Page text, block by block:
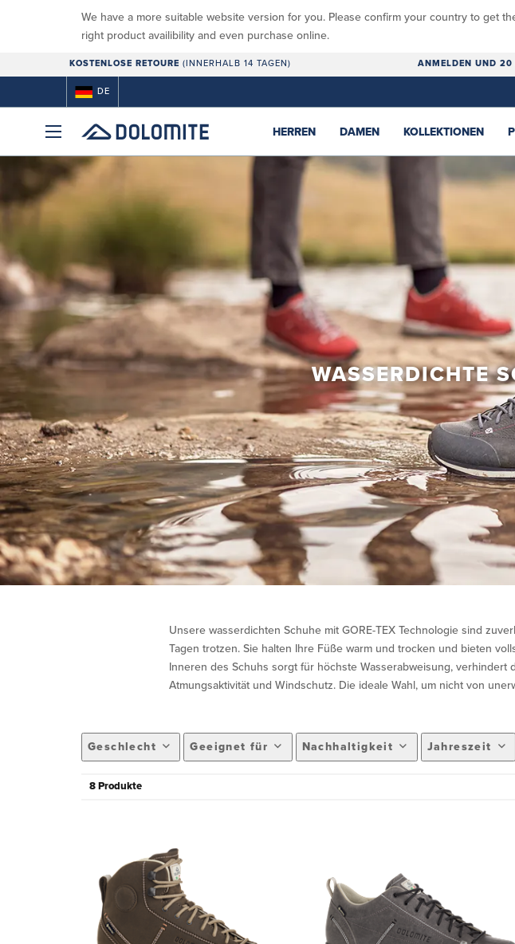
We have a more suitable website version for you. Please confirm your country to get
right product availibility and even purchase online.
KOSTENLOSE RETOURE (INNERHALB 14 TAGEN) ANMELDEN UND 20
DE
HERREN DAMEN KOLLEKTIONEN
WASSERDICHTE
Unsere wasserdichten Schuhe mit GORE-TEX Technologie sind
Tagen trotzen. Sie halten Ihre Füße warm und trocken und bieten
Inneren des Schuhs sorgt für höchste Wasserabweisung,
Atmungsaktivität und Windschutz. Die ideale Wahl, um nicht von
Geschlecht Geeignet für Nachhaltigkeit Jahreszeit
8 Produkte